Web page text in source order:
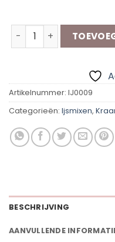
Ijsmix- Kraamzorg
Artikelnummer: IJ0009
Categorieën: Ijsmixen,
BESCHRIJVING
AANVULLENDE